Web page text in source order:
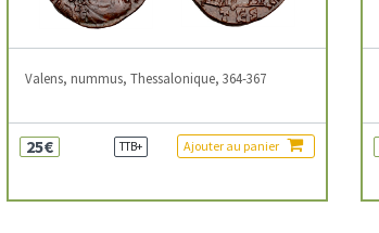
Valens, nummus, Thessalonique, 364-367
25€ TTB+ Ajouter au panier